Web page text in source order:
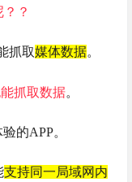
？
抓取媒体数据。
抓取数据。
的APP。
支持同一局域网内